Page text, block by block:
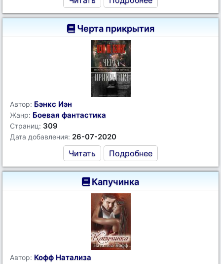
Черта прикрытия
Автор: Бэнкс Иэн
Жанр: Боевая фантастика
Страниц: 309
Дата добавления: 26-07-2020
Читать Подробнее
Капучинка
Автор: Кофф Натализа